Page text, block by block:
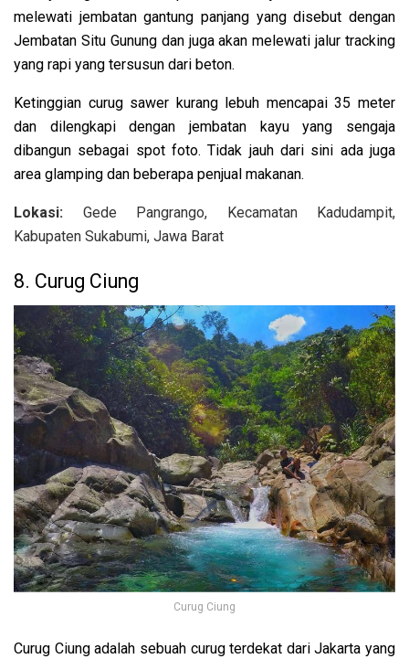
melewati jembatan gantung panjang yang disebut dengan
Jembatan Situ Gunung dan juga akan melewati jalur tracking
yang rapi yang tersusun dari beton.
Ketinggian curug sawer kurang lebuh mencapai 35 meter
dan dilengkapi dengan jembatan kayu yang sengaja
dibangun sebagai spot foto. Tidak jauh dari sini ada juga
area glamping dan beberapa penjual makanan.
Lokasi: Gede Pangrango, Kecamatan Kadudampit,
Kabupaten Sukabumi, Jawa Barat
8. Curug Ciung
Curug Ciung
Curug Ciung adalah sebuah curug terdekat dari Jakarta yang